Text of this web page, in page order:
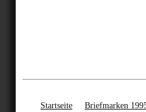
Startseite Briefmarken